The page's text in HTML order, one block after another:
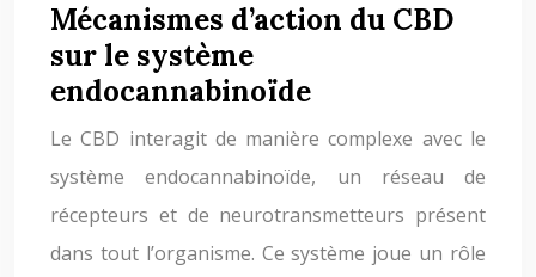
Mécanismes d’action du CBD
sur le système
endocannabinoïde
Le CBD interagit de manière complexe avec le
système endocannabinoïde, un réseau de
récepteurs et de neurotransmetteurs présent
dans tout l’organisme. Ce système joue un rôle